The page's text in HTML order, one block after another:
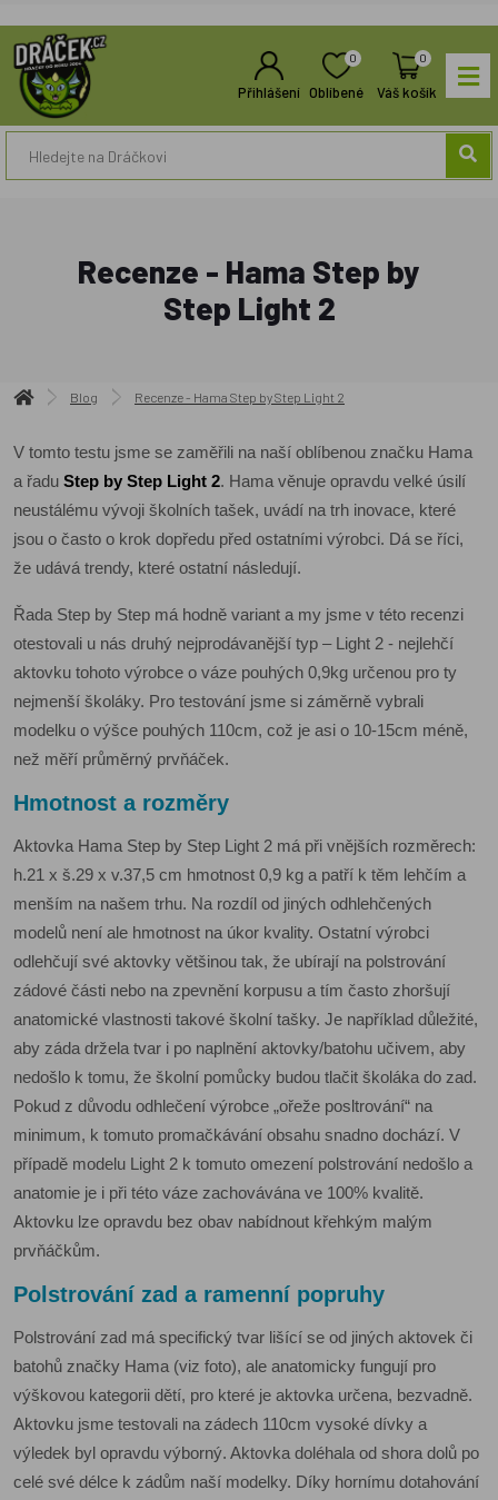
Přihlášení
0
Oblíbené
0
Váš košík
Recenze - Hama Step by
Step Light 2
Blog Recenze - Hama Step by Step Light 2
V tomto testu jsme se zaměřili na naší oblíbenou značku Hama
a řadu Step by Step Light 2. Hama věnuje opravdu velké úsilí
neustálému vývoji školních tašek, uvádí na trh inovace, které
jsou o často o krok dopředu před ostatními výrobci. Dá se říci,
že udává trendy, které ostatní následují.
Řada Step by Step má hodně variant a my jsme v této recenzi
otestovali u nás druhý nejprodávanější typ – Light 2 - nejlehčí
aktovku tohoto výrobce o váze pouhých 0,9kg určenou pro ty
nejmenší školáky. Pro testování jsme si záměrně vybrali
modelku o výšce pouhých 110cm, což je asi o 10-15cm méně,
než měří průměrný prvňáček.
Hmotnost a rozměry
Aktovka Hama Step by Step Light 2 má při vnějších rozměrech:
h.21 x š.29 x v.37,5 cm hmotnost 0,9 kg a patří k těm lehčím a
menším na našem trhu. Na rozdíl od jiných odhlehčených
modelů není ale hmotnost na úkor kvality. Ostatní výrobci
odlehčují své aktovky většinou tak, že ubírají na polstrování
zádové části nebo na zpevnění korpusu a tím často zhoršují
anatomické vlastnosti takové školní tašky. Je například důležité,
aby záda držela tvar i po naplnění aktovky/batohu učivem, aby
nedošlo k tomu, že školní pomůcky budou tlačit školáka do zad.
Pokud z důvodu odhlečení výrobce „ořeže posltrování“ na
minimum, k tomuto promačkávání obsahu snadno dochází. V
případě modelu Light 2 k tomuto omezení polstrování nedošlo a
anatomie je i při této váze zachovávána ve 100% kvalitě.
Aktovku lze opravdu bez obav nabídnout křehkým malým
prvňáčkům.
Polstrování zad a ramenní popruhy
Polstrování zad má specifický tvar lišící se od jiných aktovek či
batohů značky Hama (viz foto), ale anatomicky fungují pro
výškovou kategorii dětí, pro které je aktovka určena, bezvadně.
Aktovku jsme testovali na zádech 110cm vysoké dívky a
výledek byl opravdu výborný. Aktovka doléhala od shora dolů po
celé své délce k zádům naší modelky. Díky hornímu dotahování